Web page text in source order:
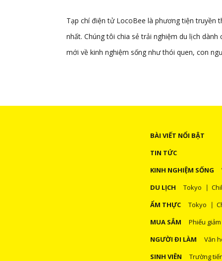
Tạp chí điện tử LocoBee là phương tiện truyền
nhất. Chúng tôi chia sẻ trải nghiệm du lịch
mới về kinh nghiệm sống như thói quen, con
BÀI VIẾT NỔI BẬT
TIN TỨC
KINH NGHIỆM SỐNG
DU LỊCH
Tokyo
ẨM THỰC
Tokyo
MUA SẮM
Phiếu
NGƯỜI ĐI LÀM
Văn
SINH VIÊN
Trường